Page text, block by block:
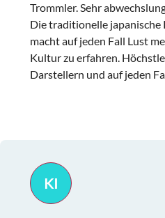
Trommler. Sehr
Die traditionelle
macht auf jeden Fall Lust
Kultur zu erfahren.
Darstellern und auf jeden
KI